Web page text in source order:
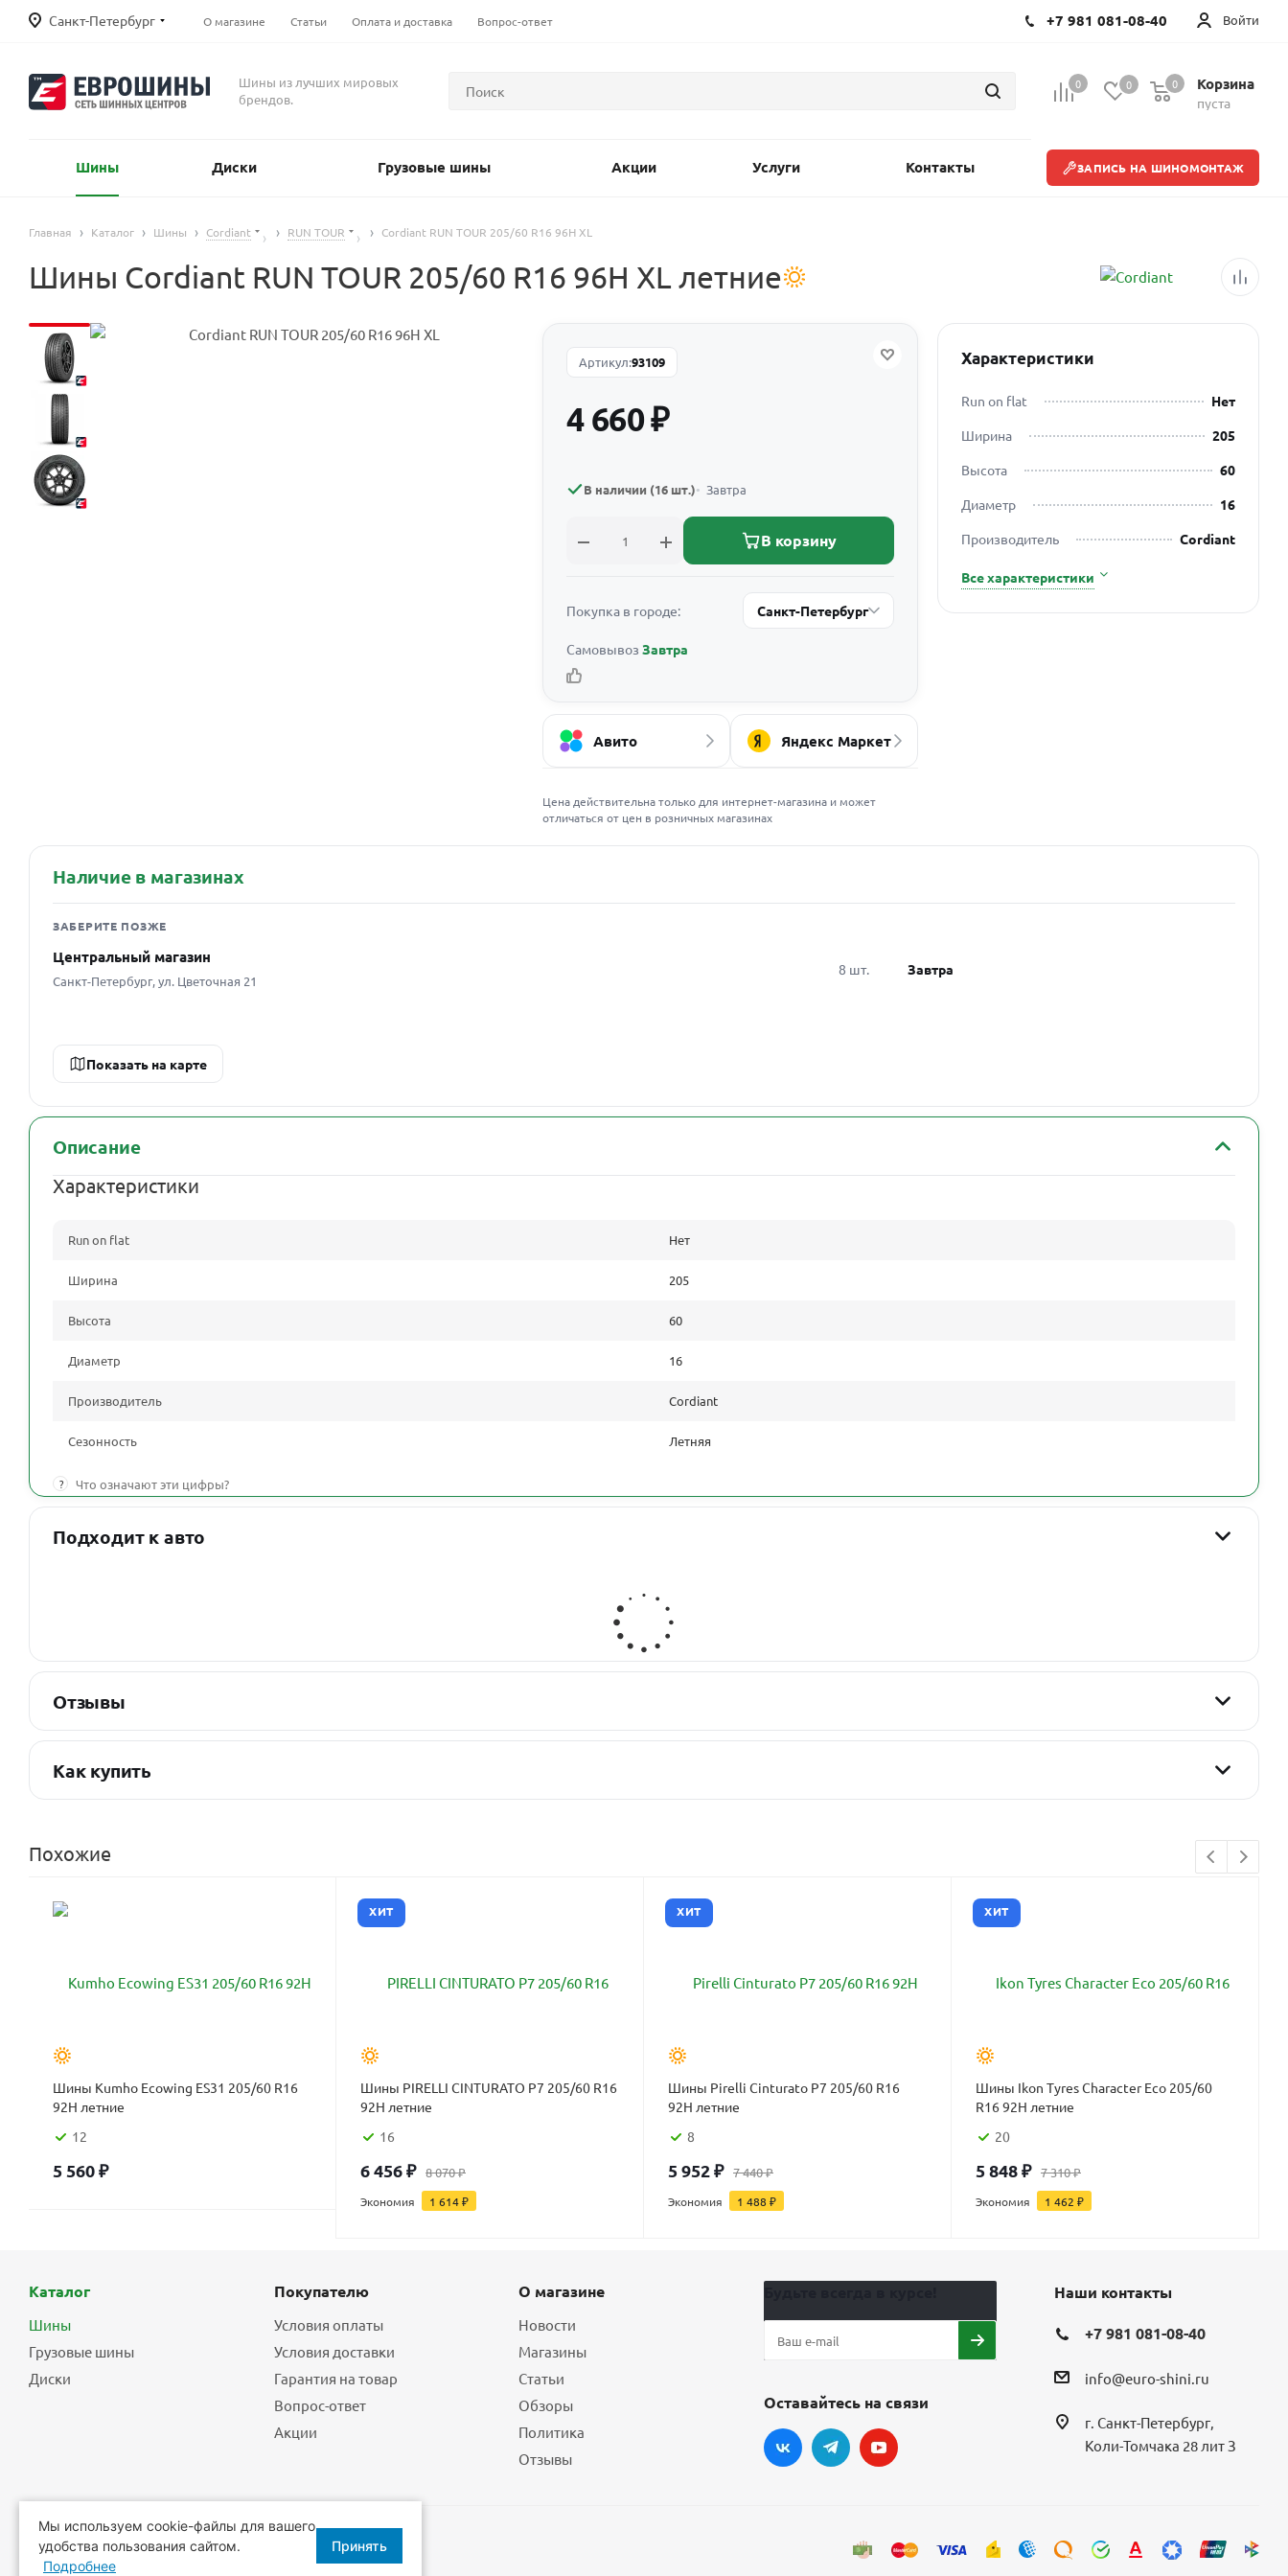
Санкт-Петербург О магазине Статьи Оплата и доставка Вопрос-ответ Войти
+7 981 081-08-40
Шины из лучших мировых
брендов.
0 0 Корзина
пуста
0
Шины Диски Грузовые шины Акции Услуги Контакты ЗАПИСЬ НА ШИНОМОНТАЖ
Главная Каталог Шины Cordiant RUN TOUR Cordiant RUN TOUR 205/60 R16 96H XL
Шины Cordiant RUN TOUR 205/60 R16 96H XL летние
Артикул:93109
4 660₽
В наличии (16 шт.) Завтра
В корзину
Покупка в городе: Санкт-Петербург
СамовывозЗавтра
Авито Яндекс Маркет
Цена действительна только для интернет-магазина и может
отличаться от цен в розничных магазинах
Характеристики
Run on flat
Нет
Ширина
205
Высота
60
Диаметр
16
Производитель
Cordiant
Все характеристики
Наличие в магазинах
ЗАБЕРИТЕ ПОЗЖЕ
Центральный магазин
Санкт-Петербург, ул. Цветочная 21
8 шт. Завтра
Показать на карте
Описание
Характеристики
Run on flat Нет
Ширина 205
Высота 60
Диаметр 16
Производитель Cordiant
Сезонность Летняя
? Что означают эти цифры?
Подходит к авто
Отзывы
Как купить
Похожие
Шины Kumho Ecowing ES31 205/60 R16
92H летние
12
5 560₽
ХИТ
Шины PIRELLI CINTURATO P7 205/60 R16
92H летние
16
6 456₽ 8 070₽
Экономия 1 614₽
ХИТ
Шины Pirelli Cinturato P7 205/60 R16
92H летние
8
5 952₽ 7 440₽
Экономия 1 488 ₽
ХИТ
Шины Ikon Tyres Character Eco 205/60
R16 92H летние
20
5 848₽ 7 310₽
Экономия 1 462 ₽
Каталог
Шины
Грузовые шины
Диски
Покупателю
Условия оплаты
Условия доставки
Гарантия на товар
Вопрос-ответ
Акции
О магазине
Новости
Магазины
Статьи
Обзоры
Политика
Отзывы
Оставайтесь на связи
Наши контакты
+7 981 081-08-40
info@euro-shini.ru
г. Санкт-Петербург,
Коли-Томчака 28 лит З
2026 © Еврошины - шины, диски, шиномонтаж.
Мы используем cookie-файлы для вашего
удобства пользования сайтом.
Подробнее
Принять